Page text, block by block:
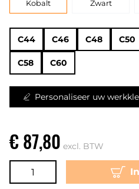
Kobalt Zwart
C44 C46 C48 C50
C58 C60
Personaliseer uw
€ 87,80 excl. BTW